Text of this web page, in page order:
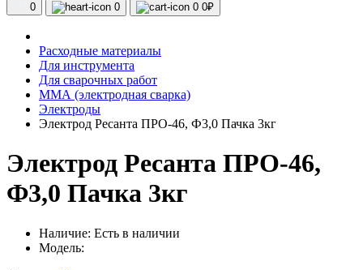
0 0 0 0₽
Расходные материалы
Для инструмента
Для сварочных работ
ММА (электродная сварка)
Электроды
Электрод Ресанта ПРО-46, Ф3,0 Пачка 3кг
Электрод Ресанта ПРО-46,
Ф3,0 Пачка 3кг
Наличие: Есть в наличии
Модель: